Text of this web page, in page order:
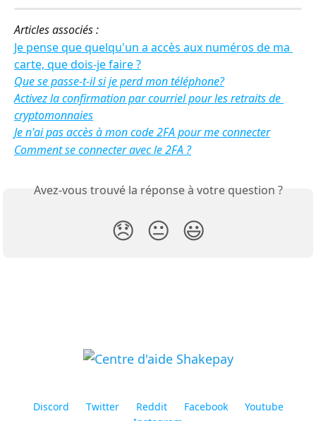
Articles associés :
Je pense que quelqu'un a accès aux numéros de ma
carte, que dois-je faire ?
Que se passe-t-il si je perd mon téléphone?
Activez la confirmation par courriel pour les retraits de
cryptomonnaies
Je n'ai pas accès à mon code 2FA pour me connecter
Comment se connecter avec le 2FA ?
Avez-vous trouvé la réponse à votre question ?
😞 😐 😃
Discord Twitter Reddit Facebook
Youtube